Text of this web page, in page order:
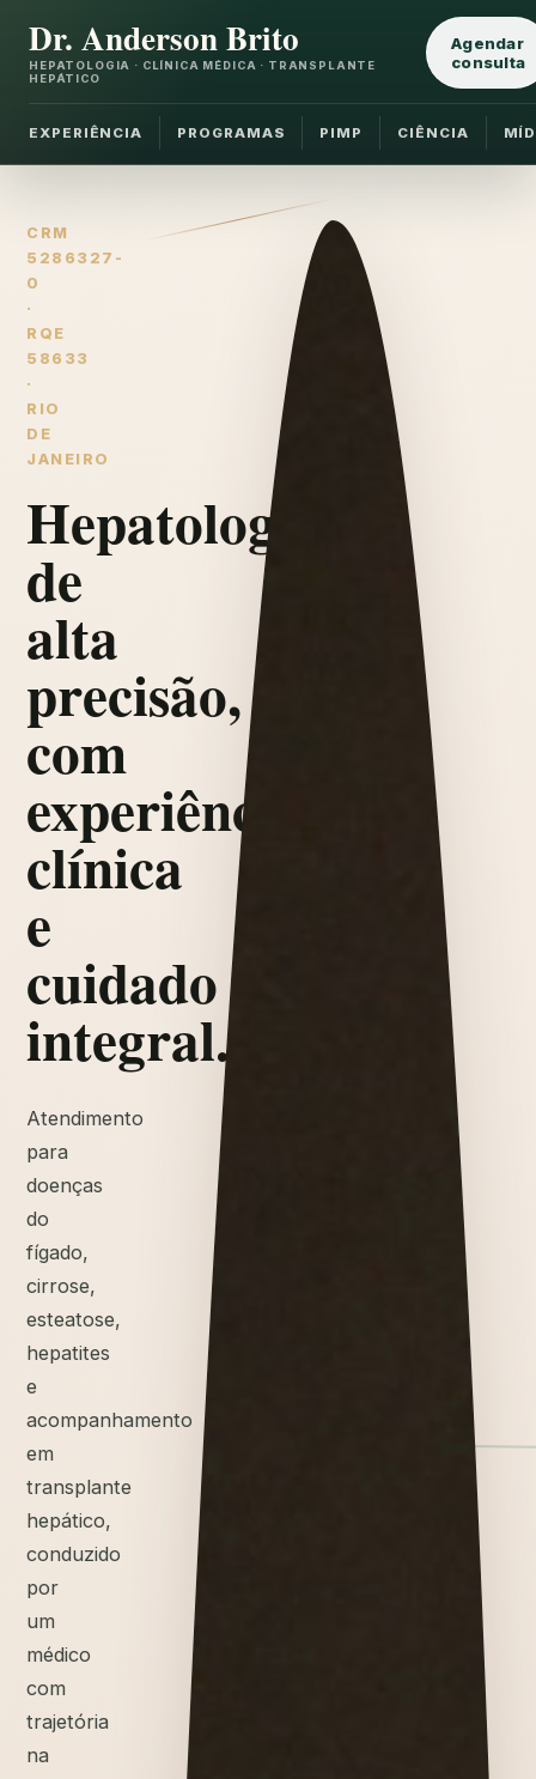
Dr. Anderson Brito
HEPATOLOGIA · CLÍNICA MÉDICA · TRANSPLANTE
HEPÁTICO
EXPERIÊNCIA PROGRAMAS PIMP CIÊNCIA
Agendar
consulta
CRM
5286327-
0
·
RQE
58633
·
RIO
DE
JANEIRO
Hepatologia
de
alta
precisão,
com
experiência
clínica
e
cuidado
integral.
Atendimento
para
doenças
do
fígado,
cirrose,
esteatose,
hepatites
e
acompanhamento
em
transplante
hepático,
conduzido
por
um
médico
com
trajetória
na